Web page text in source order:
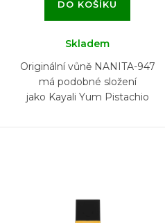
DO KOŠÍKU
Skladem
Originální vůně NANITA-947
má podobné složení
jako Kayali Yum Pistachio